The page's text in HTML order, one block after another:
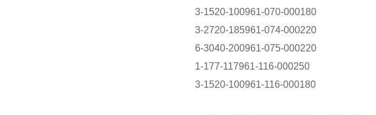
3-1520-100961-070-000180
3-2720-185961-074-000220
6-3040-200961-075-000220
1-177-117961-116-000250
3-1520-100961-116-000180